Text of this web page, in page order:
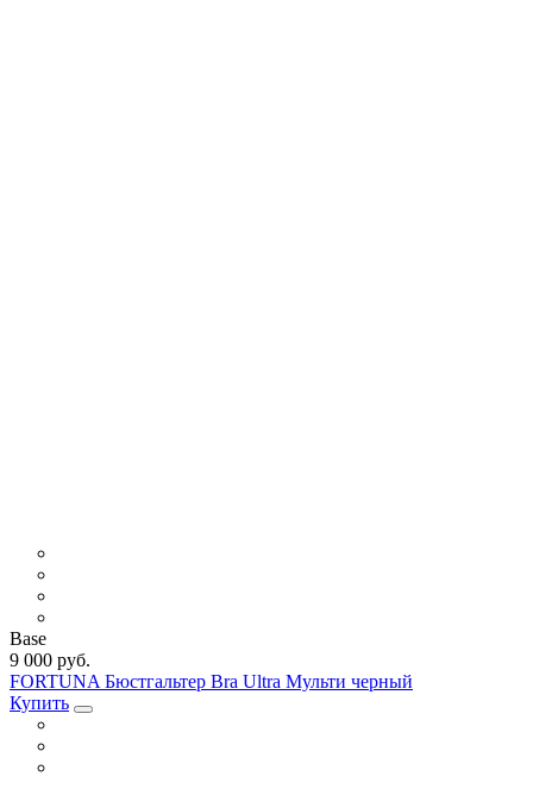
Base
9 000 руб.
FORTUNA Бюстгальтер Bra Ultra Мульти черный
Купить